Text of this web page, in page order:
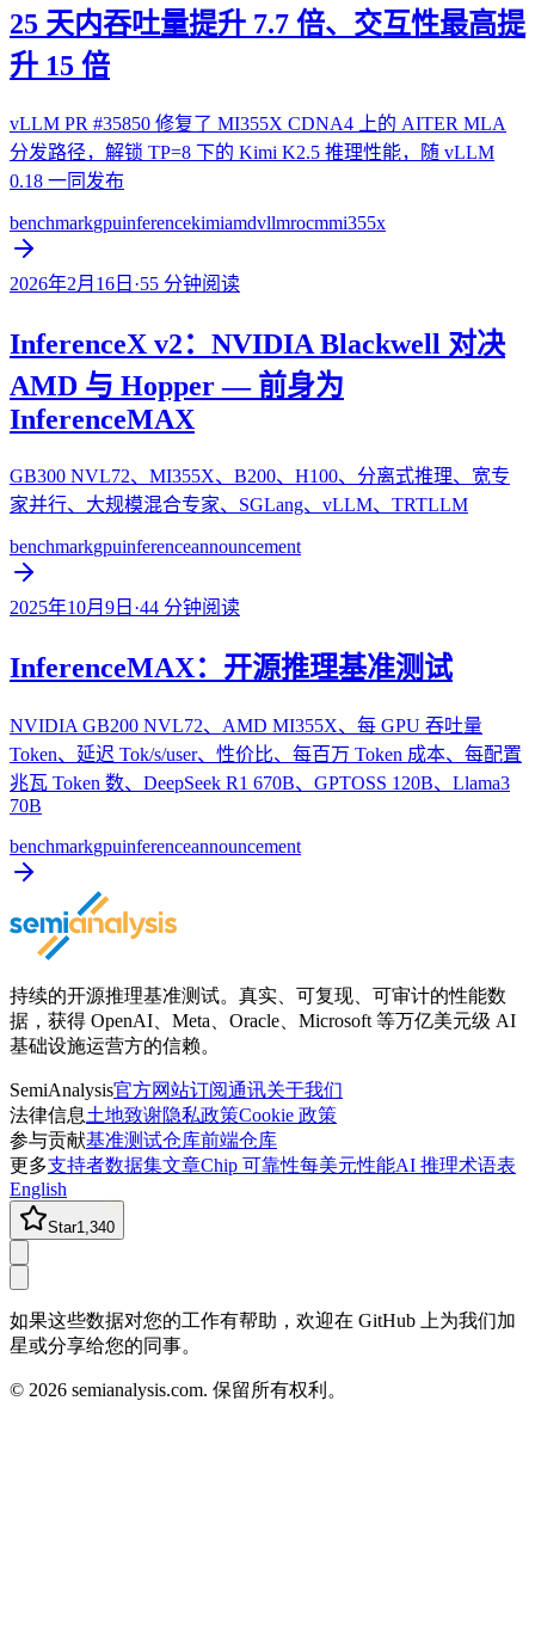
25 天内吞吐量提升 7.7 倍、交互性最高提
升 15 倍
vLLM PR #35850 修复了 MI355X CDNA4 上的 AITER MLA
分发路径，解锁 TP=8 下的 Kimi K2.5 推理性能，随 vLLM
0.18 一同发布
benchmarkgpuinferencekimiamdvllmrocmmi355x
2026年2月16日 ·55 分钟阅读
InferenceX v2：NVIDIA Blackwell 对决
AMD 与 Hopper — 前身为
InferenceMAX
GB300 NVL72、MI355X、B200、H100、分离式推理、宽专
家并行、大规模混合专家、SGLang、vLLM、TRTLLM
benchmarkgpuinferenceannouncement
2025年10月9日 ·44 分钟阅读
InferenceMAX：开源推理基准测试
NVIDIA GB200 NVL72、AMD MI355X、每 GPU 吞吐量
Token、延迟 Tok/s/user、性价比、每百万 Token 成本、每配置
兆瓦 Token 数、DeepSeek R1 670B、GPTOSS 120B、Llama3
70B
benchmarkgpuinferenceannouncement
持续的开源推理基准测试。真实、可复现、可审计的性能数
据，获得 OpenAI、Meta、Oracle、Microsoft 等万亿美元级 AI
基础设施运营方的信赖。
SemiAnalysis官方网站订阅通讯关于我们
法律信息土地致谢隐私政策Cookie 政策
参与贡献基准测试仓库前端仓库
更多支持者数据集文章Chip 可靠性每美元性能AI 推理术语表
English
Star1,340
如果这些数据对您的工作有帮助，欢迎在 GitHub 上为我们加
星或分享给您的同事。
© 2026 semianalysis.com. 保留所有权利。